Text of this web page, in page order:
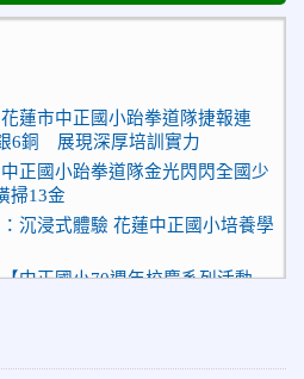
6銅 展現深厚培訓實力
中正國小跆拳道隊金光閃閃全國少
掃13金
：沉浸式體驗 花蓮中正國小培養學
生家長齊聚一堂 共譜「時光樂
正國小創校70週年「游藝飛揚」